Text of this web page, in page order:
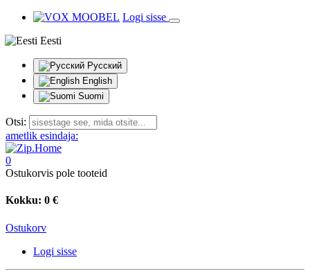
Logi sisse
Eesti
Русский
English
Suomi
Otsi:
ametlik esindaja:
0
Ostukorvis pole tooteid
Kokku: 0 €
Ostukorv
Logi sisse